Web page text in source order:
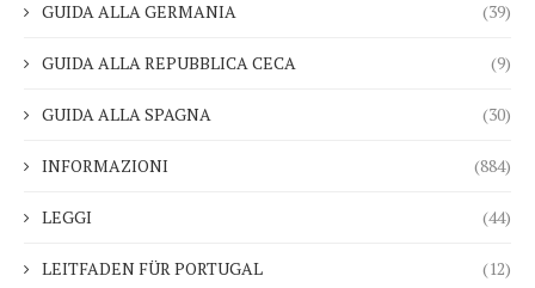
GUIDA ALLA GERMANIA (39)
GUIDA ALLA REPUBBLICA CECA (9)
GUIDA ALLA SPAGNA (30)
INFORMAZIONI (884)
LEGGI (44)
LEITFADEN FÜR PORTUGAL (12)